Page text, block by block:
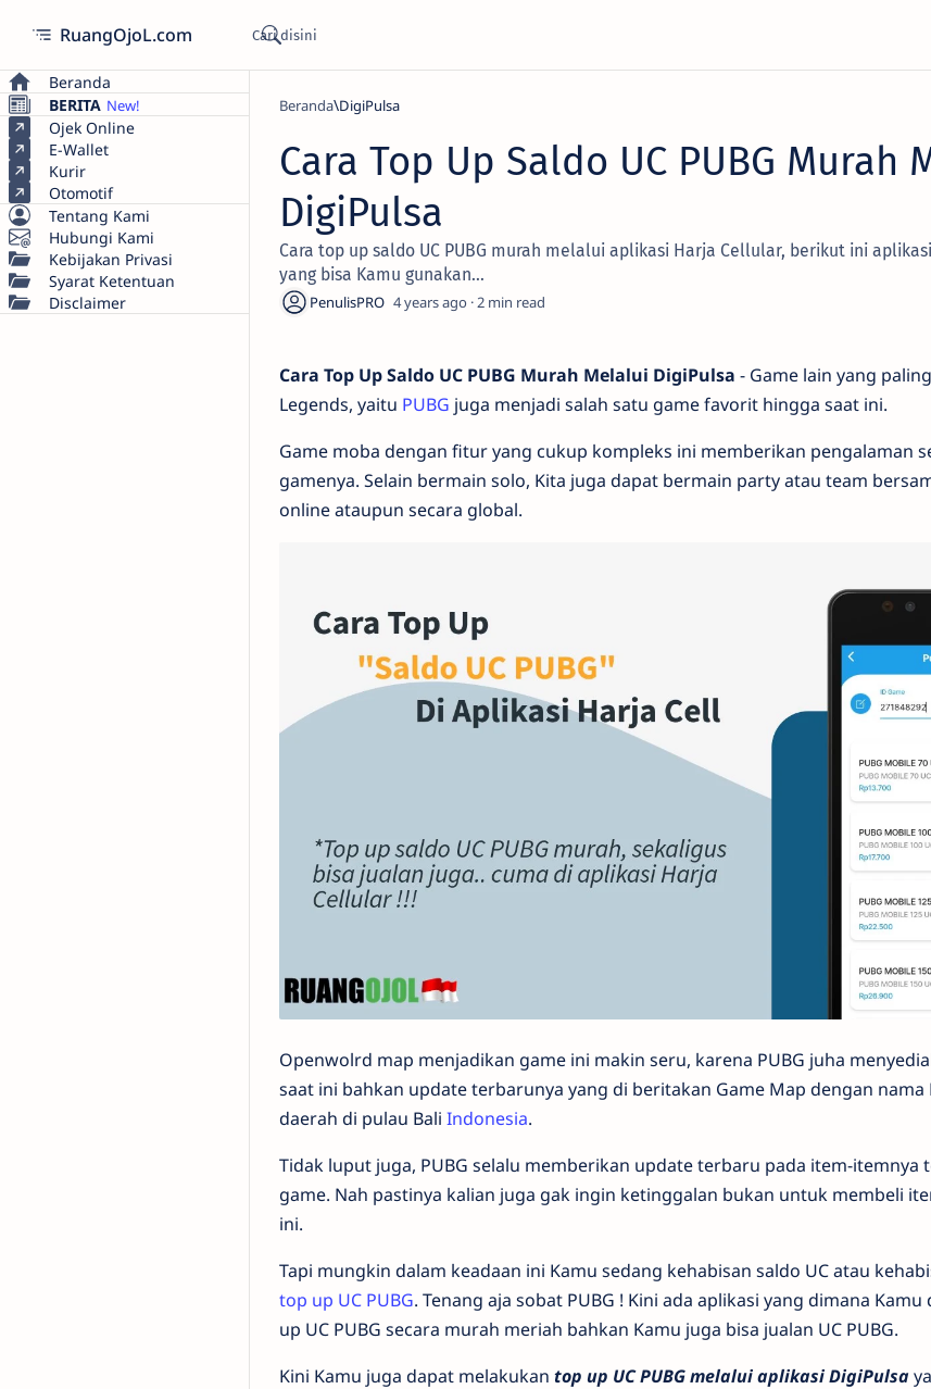
RuangOjoL.com
Beranda
BERITA
Ojek Online
E-Wallet
Kurir
Otomotif
Tentang Kami
Hubungi Kami
Kebijakan Privasi
Syarat Ketentuan
Disclaimer
Beranda DigiPulsa
Cara Top Up Saldo UC PUBG Murah
DigiPulsa
Cara top up saldo UC PUBG murah melalui aplikasi Harja Cellular, berikut ini
yang bisa Kamu gunakan...
4 years ago 2
Cara Top Up Saldo UC PUBG Murah Melalui DigiPulsa - Game lain yang
Legends, yaitu PUBG juga menjadi salah satu game favorit hingga saat ini.
Game moba dengan fitur yang cukup kompleks ini memberikan pengalaman
gamenya. Selain bermain solo, Kita juga dapat bermain party atau team
online ataupun secara global.
Openwolrd map menjadikan game ini makin seru, karena PUBG juha
saat ini bahkan update terbarunya yang di beritakan Game Map dengan nama
daerah di pulau Bali Indonesia.
Tidak luput juga, PUBG selalu memberikan update terbaru pada item-
game. Nah pastinya kalian juga gak ingin ketinggalan bukan untuk membeli
ini.
Tapi mungkin dalam keadaan ini Kamu sedang kehabisan saldo UC atau
top up UC PUBG. Tenang aja sobat PUBG ! Kini ada aplikasi yang dimana
up UC PUBG secara murah meriah bahkan Kamu juga bisa jualan UC PUBG.
Kini Kamu juga dapat melakukan top up UC PUBG melalui aplikasi DigiPulsa